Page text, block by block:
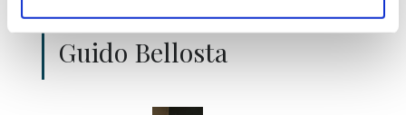
Gli ultimi articoli di
Guido Bellosta